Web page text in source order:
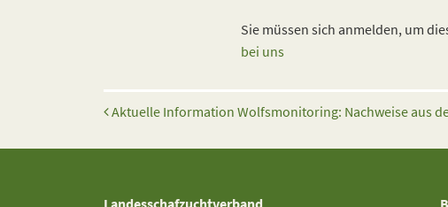
Sie müssen sich anmelden, um
bei uns
Beitrags-Navigation
Aktuelle Information Wolfsmonitoring: Nachweise aus
Landesschafzuchtverband